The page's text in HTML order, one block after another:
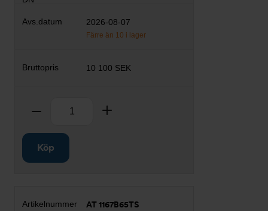
2026-08-07
Färre än 10 i lager
10 100 SEK
Ta bort
Köp
AT 1167B65TS